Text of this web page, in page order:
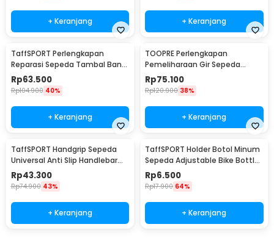
+ Keranjang + Keranjang
TaffSPORT Perlengkapan
Reparasi Sepeda Tambal Ban
16 in 1 - PP06S
Rp63.500
Rp104.900 40%
+ Keranjang
TOOPRE Perlengkapan
Pemeliharaan Gir Sepeda
Hydraulic Brake Bleed Kit - 2021
Rp75.100
Rp120.900 38%
+ Keranjang
TaffSPORT Handgrip Sepeda
Universal Anti Slip Handlebar
Grip - BT1001
Rp43.300
Rp74.900 43%
+ Keranjang
TaffSPORT Holder Botol Minum
Sepeda Adjustable Bike Bottle
Cage - 16006
Rp6.500
Rp17.900 64%
+ Keranjang